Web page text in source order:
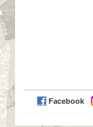
Facebook